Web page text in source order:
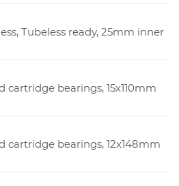
Tubeless ready, 25mm inner
cartridge bearings, 15x110mm
cartridge bearings, 12x148mm